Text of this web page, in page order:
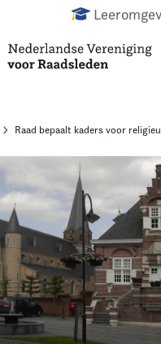
Raad bepaalt kaders voor